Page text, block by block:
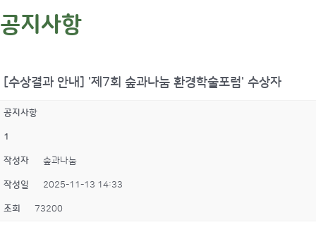
공지사항
[수상결과 안내] '제7회 숲과나눔 환경학술포럼' 수상자
공지사항
1
작성자 숲과나눔
작성일 2025-11-13 14:33
조회 73200